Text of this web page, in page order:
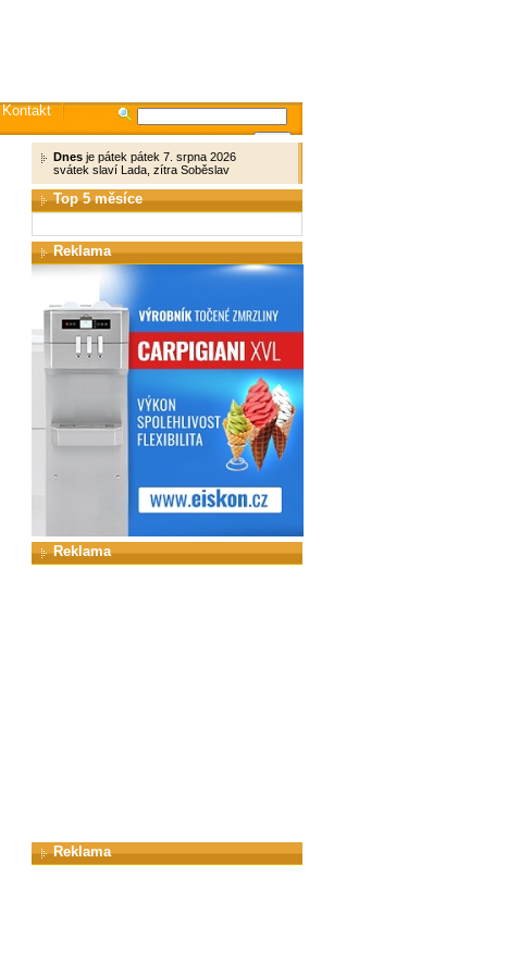
Kontakt
Dnesje pátek pátek 7. srpna 2026
svátek slaví Lada, zítra Soběslav
Top 5 měsíce
Reklama
Reklama
Reklama